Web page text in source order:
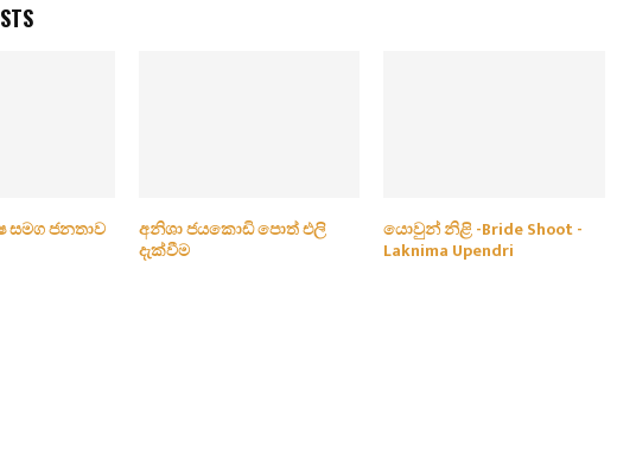
සමග ජනතාව අනිශා ජයකොඩි පොත් එලි
දැක්වීම
යොවුන් නිළි -Bride Shoot -
Laknima Upendri